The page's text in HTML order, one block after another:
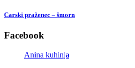
Carski praženec – šmorn
Facebook
Anina kuhinja